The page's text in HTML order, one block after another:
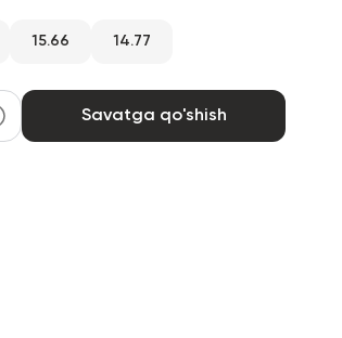
15.66 14.77
Savatga qo'shish